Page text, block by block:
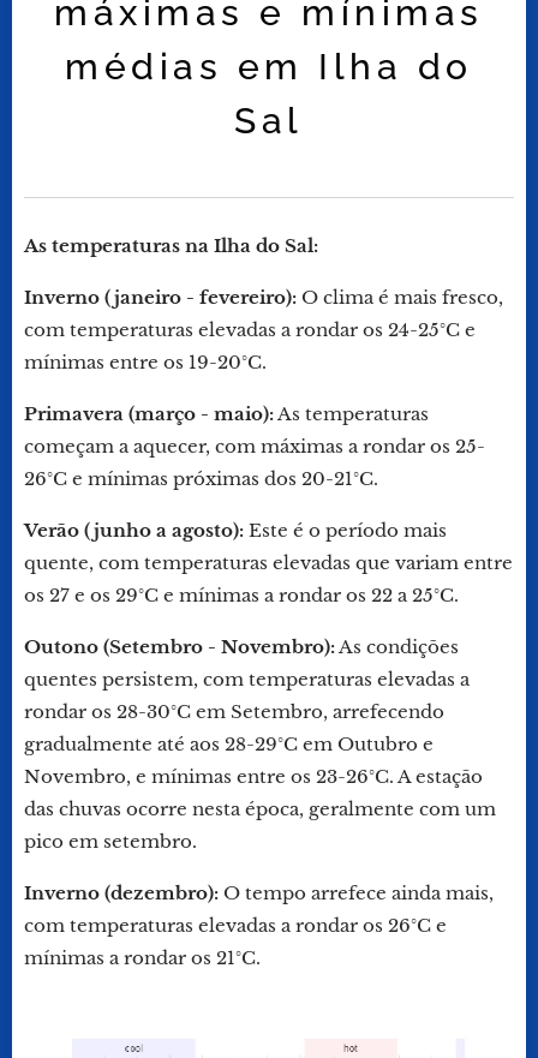
máximas e mínimas
médias em Ilha do
Sal
As temperaturas na Ilha do Sal:
Inverno (janeiro - fevereiro): O clima é mais fresco,
com temperaturas elevadas a rondar os 24-25°C e
mínimas entre os 19-20°C.
Primavera (março - maio):As temperaturas
começam a aquecer, com máximas a rondar os 25-
26°C e mínimas próximas dos 20-21°C.
Verão (junho a agosto): Este é o período mais
quente, com temperaturas elevadas que variam entre
os 27 e os 29°C e mínimas a rondar os 22 a 25°C.
Outono (Setembro - Novembro):As condições
quentes persistem, com temperaturas elevadas a
rondar os 28-30°C em Setembro, arrefecendo
gradualmente até aos 28-29°C em Outubro e
Novembro, e mínimas entre os 23-26°C. A estação
das chuvas ocorre nesta época, geralmente com um
pico em setembro.
Inverno (dezembro): O tempo arrefece ainda mais,
com temperaturas elevadas a rondar os 26°C e
mínimas a rondar os 21°C.